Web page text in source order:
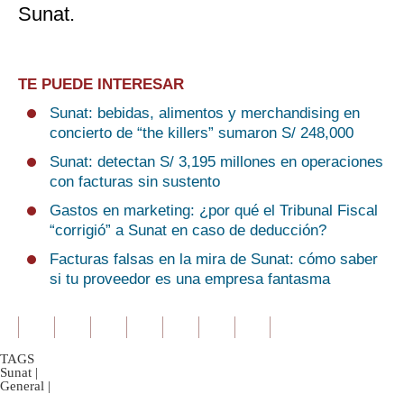
Sunat.
TE PUEDE INTERESAR
Sunat: bebidas, alimentos y merchandising en
concierto de “the killers” sumaron S/ 248,000
Sunat: detectan S/ 3,195 millones en operaciones
con facturas sin sustento
Gastos en marketing: ¿por qué el Tribunal Fiscal
“corrigió” a Sunat en caso de deducción?
Facturas falsas en la mira de Sunat: cómo saber
si tu proveedor es una empresa fantasma
TAGS
Sunat |
General |